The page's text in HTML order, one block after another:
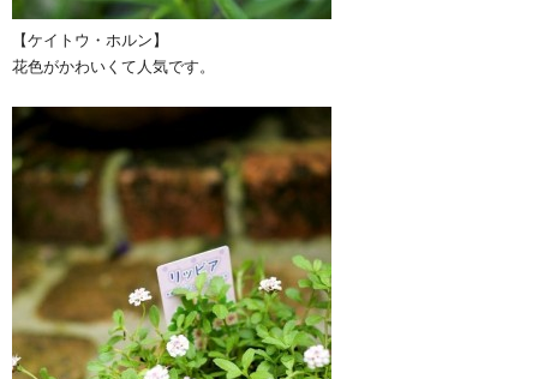
【ケイトウ・ホルン】
花色がかわいくて人気です。